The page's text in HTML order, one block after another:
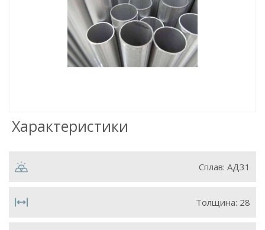
Характеристики
Сплав: АД31
Толщина: 28